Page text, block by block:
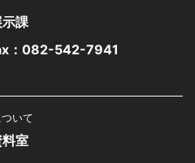
課
：082-542-7941
いて
室